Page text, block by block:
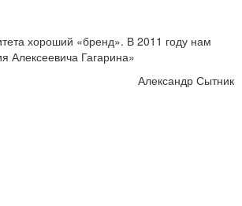
хороший «бренд». В 2011 году нам
Алексеевича Гагарина»
Александр Сытник